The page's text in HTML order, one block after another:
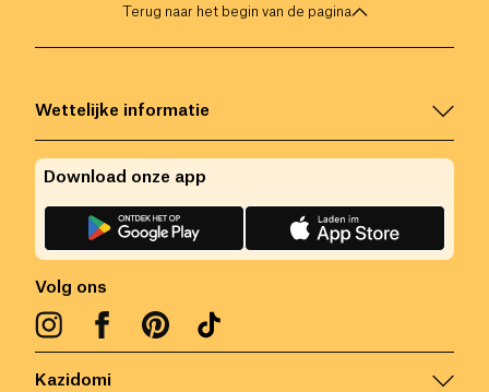
Terug naar het begin van de pagina
Kazidomi
Wettelijke informatie
Volg ons
Download onze app